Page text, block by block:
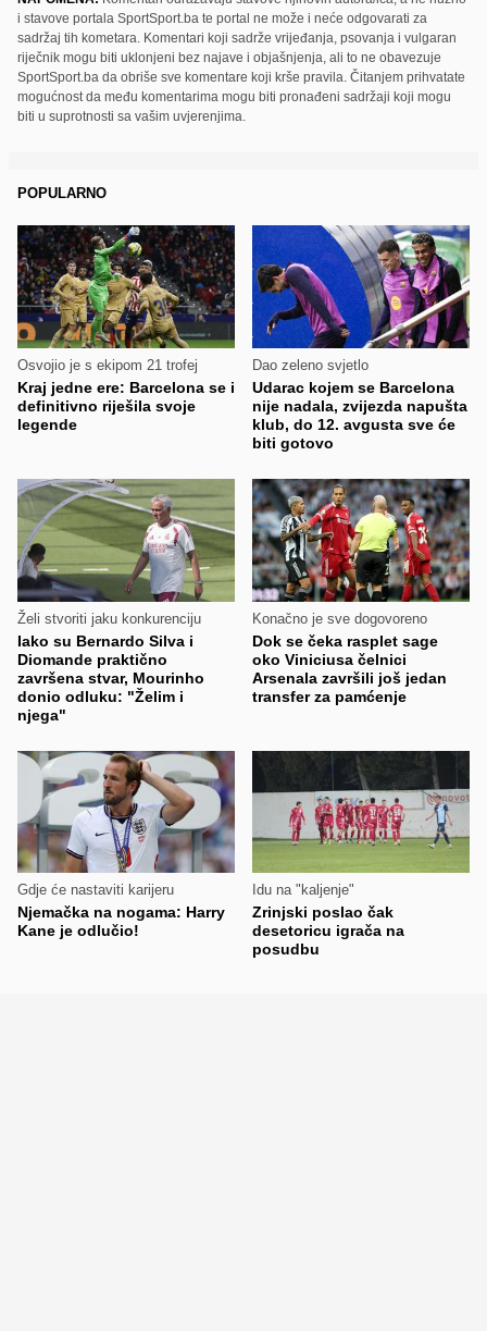
i stavove portala SportSport.ba te portal ne može i neće odgovarati za
sadržaj tih kometara. Komentari koji sadrže vrijeđanja, psovanja i vulgaran
riječnik mogu biti uklonjeni bez najave i objašnjenja, ali to ne obavezuje
SportSport.ba da obriše sve komentare koji krše pravila. Čitanjem prihvatate
mogućnost da među komentarima mogu biti pronađeni sadržaji koji mogu
biti u suprotnosti sa vašim uvjerenjima.
POPULARNO
Osvojio je s ekipom 21 trofej
Kraj jedne ere: Barcelona se i
definitivno riješila svoje
legende
Dao zeleno svjetlo
Udarac kojem se Barcelona
nije nadala, zvijezda napušta
klub, do 12. avgusta sve će
biti gotovo
Želi stvoriti jaku konkurenciju
Iako su Bernardo Silva i
Diomande praktično
završena stvar, Mourinho
donio odluku: "Želim i
njega"
Konačno je sve dogovoreno
Dok se čeka rasplet sage
oko Viniciusa čelnici
Arsenala završili još jedan
transfer za pamćenje
Gdje će nastaviti karijeru
Njemačka na nogama: Harry
Kane je odlučio!
Idu na "kaljenje"
Zrinjski poslao čak
desetoricu igrača na
posudbu